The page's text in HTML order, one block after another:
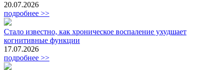
20.07.2026
подробнее >>
Стало известно, как хроническое воспаление ухудшает
когнитивные функции
17.07.2026
подробнее >>